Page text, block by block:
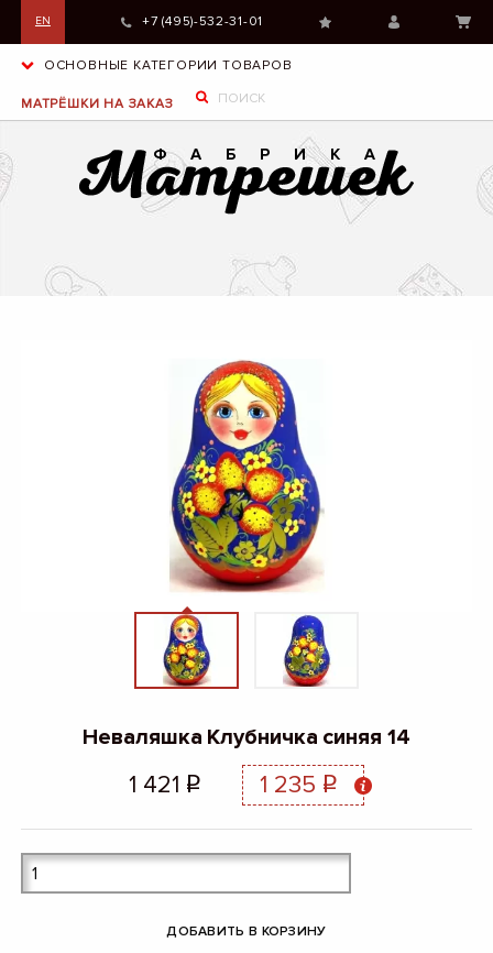
EN +7 (495)-532-31-01
ОСНОВНЫЕ КАТЕГОРИИ ТОВАРОВ
МАТРЁШКИ НА ЗАКАЗ
Неваляшка Клубничка синяя 14
1 421 q 1 235 q
ДОБАВИТЬ В КОРЗИНУ